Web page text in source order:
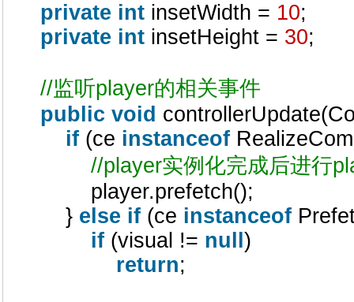
private int insetWidth = 10;
private int insetHeight = 30;
//监听player的相关事件
public void
if (ce instanceof
//player实例化完成后进行
player.prefetch();
} else if (ce instanceof
if (visual != null )
return;